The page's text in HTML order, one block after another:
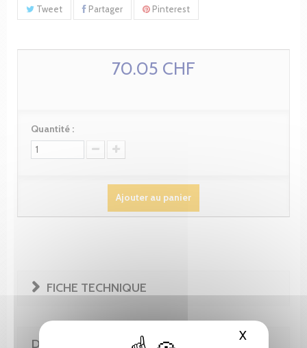
XMasquer
Tweet Partager Pinterest
70.05 CHF
Quantité :
Ajouter au panier
FICHE TECHNIQUE
DE LA MÊME COLLECTION